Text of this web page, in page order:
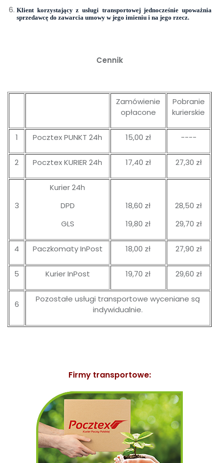
Klient korzystający z usługi transportowej jednocześnie upoważnia
sprzedawcę do zawarcia umowy w jego imieniu i na jego rzecz.
Cennik
Zamówienie
opłacone
Pobranie
kurierskie
1 Pocztex PUNKT 24h 15,00 zł ----
2 Pocztex KURIER 24h 17,40 zł 27,30 zł
3
Kurier 24h
DPD
GLS
18,60 zł
19,80 zł
28,50 zł
29,70 zł
4 Paczkomaty InPost 18,00 zł 27,90 zł
5 Kurier InPost 19,70 zł 29,60 zł
6
Pozostałe usługi transportowe wyceniane są
indywidualnie.
Firmy transportowe: